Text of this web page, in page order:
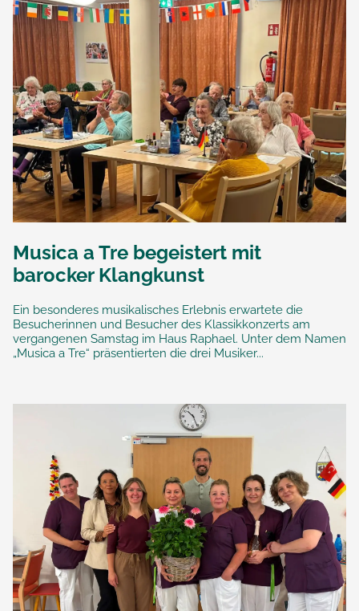
Musica a Tre begeistert mit
barocker Klangkunst
Ein besonderes musikalisches Erlebnis erwartete die
Besucherinnen und Besucher des Klassikkonzerts am
vergangenen Samstag im Haus Raphael. Unter dem Namen
„Musica a Tre“ präsentierten die drei Musiker...